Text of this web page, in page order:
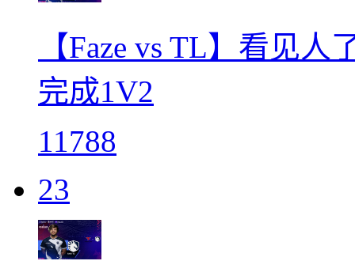
【Faze vs TL】看见
完成1V2
11788
23